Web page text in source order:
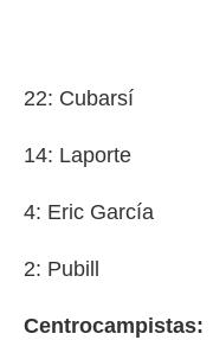
22: Cubarsí
14: Laporte
4: Eric García
2: Pubill
Centrocampistas: